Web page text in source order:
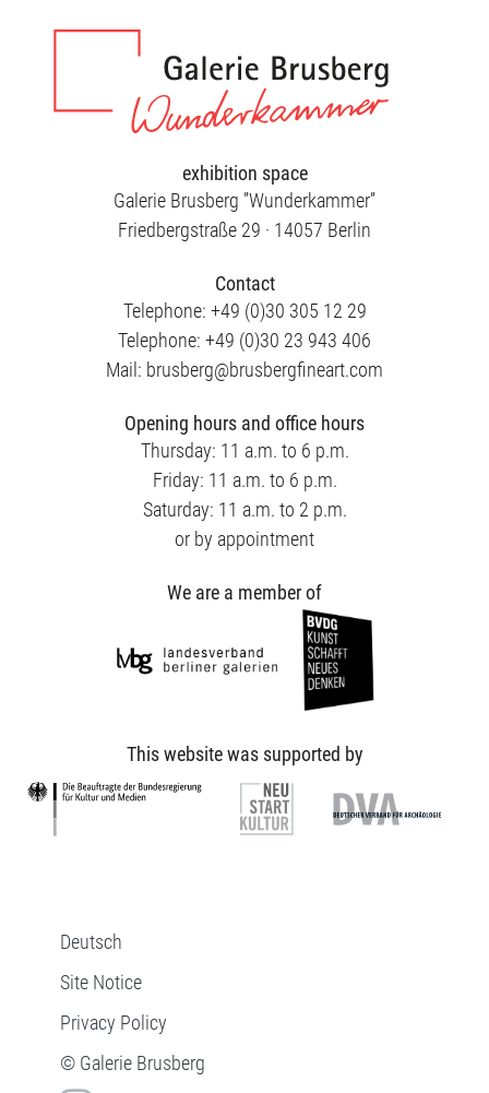
exhibition space
Galerie Brusberg ”Wunderkammer”
Friedbergstraße 29 · 14057 Berlin
Contact
Telephone: +49 (0)30 305 12 29
Telephone: +49 (0)30 23 943 406
Mail: brusberg@brusbergfineart.com
Opening hours and office hours
Thursday: 11 a.m. to 6 p.m.
Friday: 11 a.m. to 6 p.m.
Saturday: 11 a.m. to 2 p.m.
or by appointment
We are a member of
This website was supported by
Deutsch
Site Notice
Privacy Policy
© Galerie Brusberg